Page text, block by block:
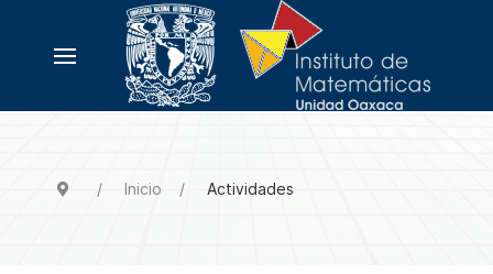
Inicio Actividades